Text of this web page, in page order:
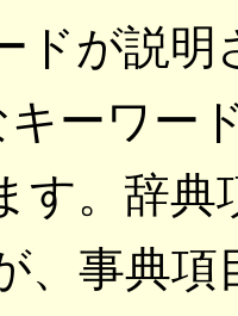
ドが説明
キーワー
す。辞
、事典